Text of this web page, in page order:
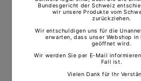
Aufmerksamkeit, insbesondere
Interesse an subtilen
wiederum finde ich
deutlich anders verhält als THC.
CBL wird bisher weniger